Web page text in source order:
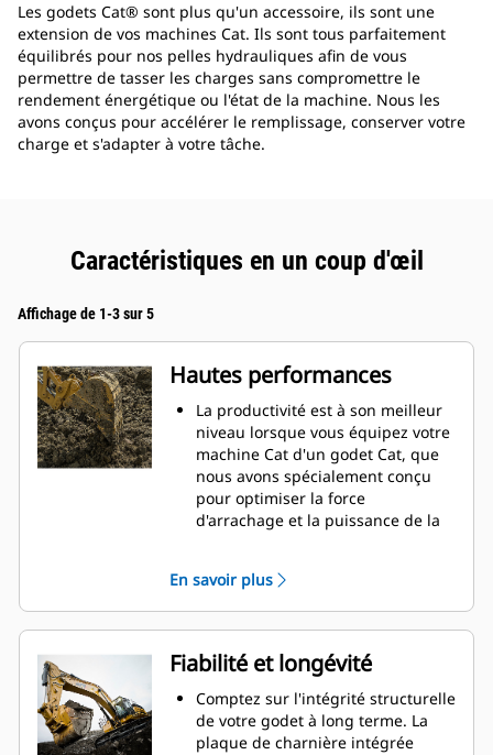
Les godets Cat® sont plus qu'un accessoire, ils sont une
extension de vos machines Cat. Ils sont tous parfaitement
équilibrés pour nos pelles hydrauliques afin de vous
permettre de tasser les charges sans compromettre le
rendement énergétique ou l'état de la machine. Nous les
avons conçus pour accélérer le remplissage, conserver votre
charge et s'adapter à votre tâche.
Caractéristiques en un coup d'œil
Affichage de 1-3 sur 5
Hautes performances
La productivité est à son meilleur
niveau lorsque vous équipez votre
machine Cat d'un godet Cat, que
nous avons spécialement conçu
pour optimiser la force
d'arrachage et la puissance de la
double améliore le flux des
matières dans le godet. Le
dégagement de talon accru
garantit que le fond du godet ne
frotte pas, ce qui réduit les coûts
d'entretien.
La consommation de carburant est
maximale lors de l'excavation. Les
En savoir plus
Fiabilité et longévité
Comptez sur l'intégrité structurelle
de votre godet à long terme. La
plaque de charnière intégrée